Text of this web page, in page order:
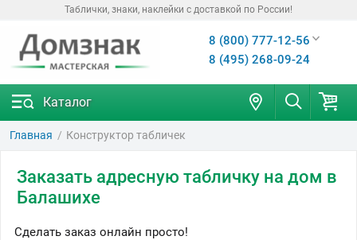
Таблички, знаки, наклейки с доставкой по России!
8 (800) 777-12-56
8 (495) 268-09-24
Каталог
Главная Конструктор табличек
Заказать адресную табличку на дом в
Балашихе
Сделать заказ онлайн просто!